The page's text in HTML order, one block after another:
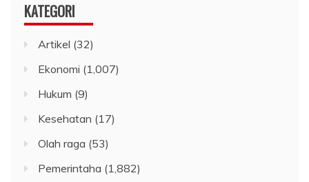
KATEGORI
Artikel (32)
Ekonomi (1,007)
Hukum (9)
Kesehatan (17)
Olah raga (53)
Pemerintaha (1,882)